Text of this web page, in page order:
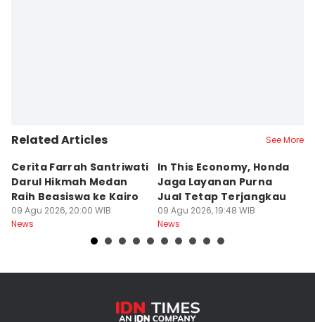
Related Articles See More
Cerita Farrah Santriwati
Darul Hikmah Medan
Raih Beasiswa ke Kairo
09 Agu 2026, 20:00 WIB
News
In This Economy, Honda
Jaga Layanan Purna
Jual Tetap Terjangkau
09 Agu 2026, 19:48 WIB
News